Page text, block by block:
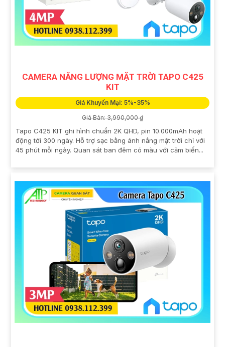
CAMERA NĂNG LƯỢNG MẶT TRỜI TAPO C425
KIT
Giá Khuyến Mại: 5%-35%
Giá Bán: 3,990,000 ₫
Tapo C425 KIT ghi hình chuẩn 2K QHD, pin 10.000mAh hoạt
động tới 300 ngày. Hỗ trợ sạc bằng ánh nắng mặt trời chỉ với
45 phút mỗi ngày. Quan sát ban đêm có màu với cảm biến...